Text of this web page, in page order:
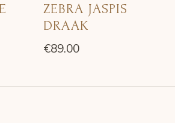
ZEBRA JASPIS
DRAAK
€89.00